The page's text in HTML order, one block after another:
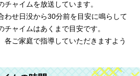
ャイムを放送しています。
わせ日没から30分前を目安に鳴らして
ャイムはあくまで目安です。
各ご家庭で指導していただきますよう